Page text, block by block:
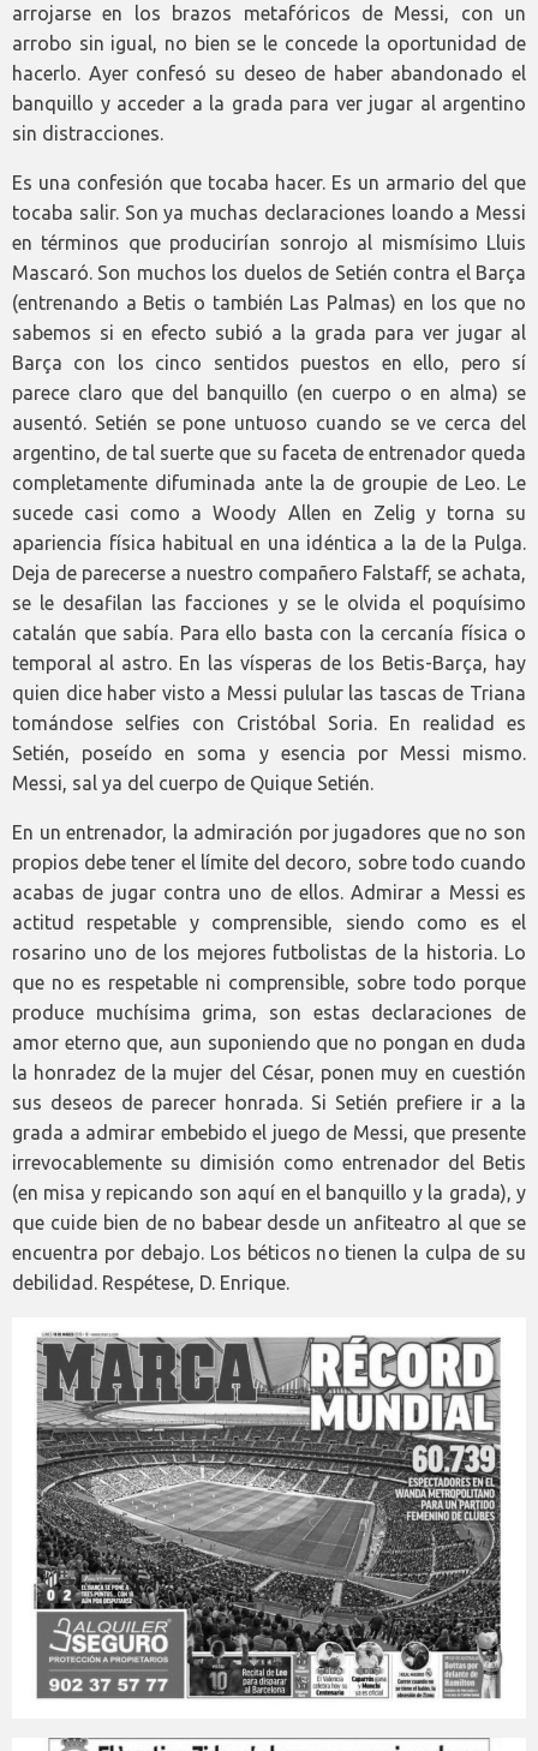
arrojarse en los brazos metafóricos de Messi, con un
arrobo sin igual, no bien se le concede la oportunidad de
hacerlo. Ayer confesó su deseo de haber abandonado el
banquillo y acceder a la grada para ver jugar al argentino
sin distracciones.
Es una confesión que tocaba hacer. Es un armario del que
tocaba salir. Son ya muchas declaraciones loando a Messi
en términos que producirían sonrojo al mismísimo Lluis
Mascaró. Son muchos los duelos de Setién contra el Barça
(entrenando a Betis o también Las Palmas) en los que no
sabemos si en efecto subió a la grada para ver jugar al
Barça con los cinco sentidos puestos en ello, pero sí
parece claro que del banquillo (en cuerpo o en alma) se
ausentó. Setién se pone untuoso cuando se ve cerca del
argentino, de tal suerte que su faceta de entrenador queda
completamente difuminada ante la de groupie de Leo. Le
sucede casi como a Woody Allen en Zelig y torna su
apariencia física habitual en una idéntica a la de la Pulga.
Deja de parecerse a nuestro compañero Falstaff, se achata,
se le desafilan las facciones y se le olvida el poquísimo
catalán que sabía. Para ello basta con la cercanía física o
temporal al astro. En las vísperas de los Betis-Barça, hay
quien dice haber visto a Messi pulular las tascas de Triana
tomándose selfies con Cristóbal Soria. En realidad es
Setién, poseído en soma y esencia por Messi mismo.
Messi, sal ya del cuerpo de Quique Setién.
En un entrenador, la admiración por jugadores que no son
propios debe tener el límite del decoro, sobre todo cuando
acabas de jugar contra uno de ellos. Admirar a Messi es
actitud respetable y comprensible, siendo como es el
rosarino uno de los mejores futbolistas de la historia. Lo
que no es respetable ni comprensible, sobre todo porque
produce muchísima grima, son estas declaraciones de
amor eterno que, aun suponiendo que no pongan en duda
la honradez de la mujer del César, ponen muy en cuestión
sus deseos de parecer honrada. Si Setién prefiere ir a la
grada a admirar embebido el juego de Messi, que presente
irrevocablemente su dimisión como entrenador del Betis
(en misa y repicando son aquí en el banquillo y la grada), y
que cuide bien de no babear desde un anfiteatro al que se
encuentra por debajo. Los béticos no tienen la culpa de su
debilidad. Respétese, D. Enrique.